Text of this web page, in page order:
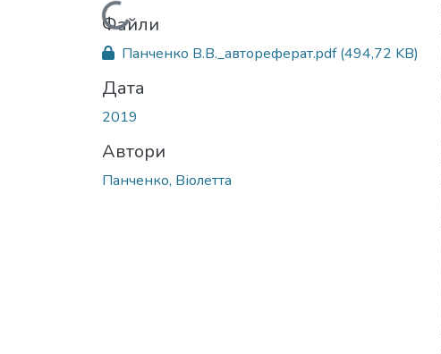
Вантажиться...
Файли
Панченко В.В._автореферат.pdf(494,72 KB)
Дата
2019
Автори
Панченко, Віолетта